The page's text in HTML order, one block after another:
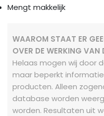
Mengt makkelijk
WAAROM STAAT ER
OVER DE WERKING
Helaas mogen wij door
maar beperkt
producten. Alleen
database worden
worden. Resultaten uit